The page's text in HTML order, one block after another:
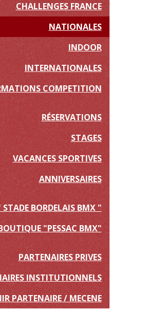
CHALLENGES FRANCE
NATIONALES
INDOOR
INTERNATIONALES
COMPETITION
RÉSERVATIONS
STAGES
VACANCES SPORTIVES
ANNIVERSAIRES
BORDELAIS BMX "
"PESSAC BMX"
PARTENAIRES PRIVES
INSTITUTIONNELS
PARTENAIRE / MECENE